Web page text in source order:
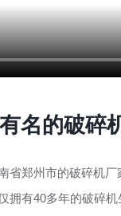
名的破
省郑州市的破碎机
拥有40多年的破碎